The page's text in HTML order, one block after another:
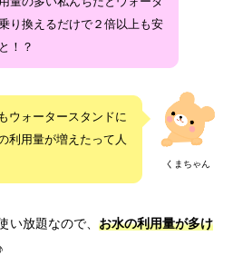
り換えるだけで２倍以上も安
！？
くまちゃん
ウォータースタンドに
利用量が増えたって人
い放題なので、 お水の利用量が多け